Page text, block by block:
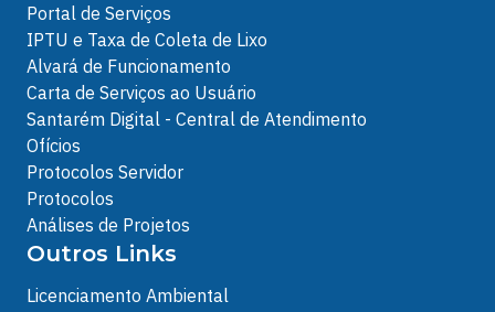
Portal de Serviços
IPTU e Taxa de Coleta de Lixo
Alvará de Funcionamento
Carta de Serviços ao Usuário
Santarém Digital - Central de Atendimento
Ofícios
Protocolos Servidor
Protocolos
Análises de Projetos
Outros Links
Licenciamento Ambiental